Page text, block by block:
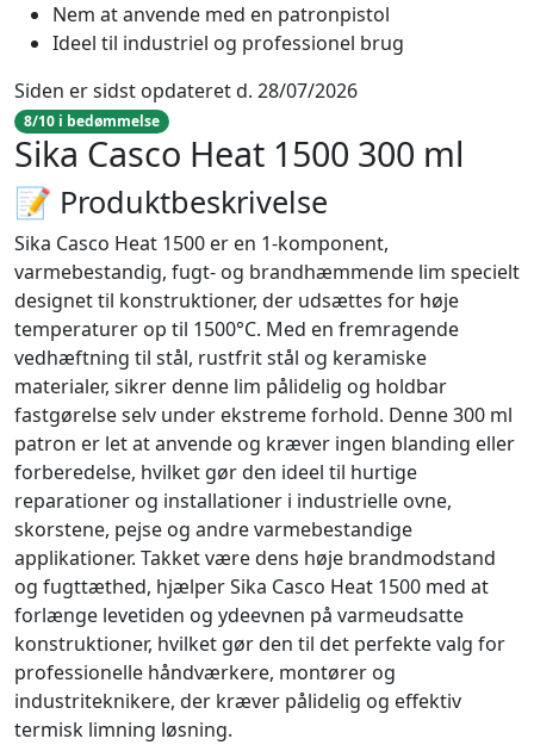
Nem at anvende med en patronpistol
Ideel til industriel og professionel brug
Siden er sidst opdateret d. 28/07/2026
8/10 i bedømmelse
Sika Casco Heat 1500 300 ml
📝 Produktbeskrivelse
Sika Casco Heat 1500 er en 1-komponent,
varmebestandig, fugt- og brandhæmmende lim specielt
designet til konstruktioner, der udsættes for høje
temperaturer op til 1500°C. Med en fremragende
vedhæftning til stål, rustfrit stål og keramiske
materialer, sikrer denne lim pålidelig og holdbar
fastgørelse selv under ekstreme forhold. Denne 300 ml
patron er let at anvende og kræver ingen blanding eller
forberedelse, hvilket gør den ideel til hurtige
reparationer og installationer i industrielle ovne,
skorstene, pejse og andre varmebestandige
applikationer. Takket være dens høje brandmodstand
og fugttæthed, hjælper Sika Casco Heat 1500 med at
forlænge levetiden og ydeevnen på varmeudsatte
konstruktioner, hvilket gør den til det perfekte valg for
professionelle håndværkere, montører og
industriteknikere, der kræver pålidelig og effektiv
termisk limning løsning.